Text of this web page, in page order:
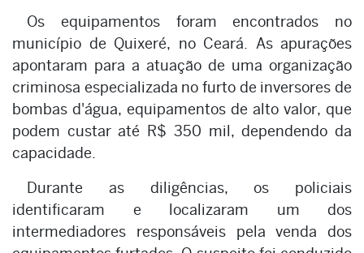
Os equipamentos foram encontrados no
município de Quixeré, no Ceará. As apurações
apontaram para a atuação de uma organização
criminosa especializada no furto de inversores de
bombas d'água, equipamentos de alto valor, que
podem custar até R$ 350 mil, dependendo da
capacidade.
Durante as diligências, os policiais
identificaram e localizaram um dos
intermediadores responsáveis pela venda dos